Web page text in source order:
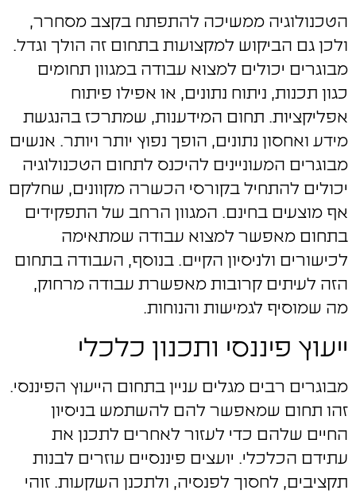
הטכנולוגיה ממשיכה להתפתח בקצב מסחרר,
ולכן גם הביקוש למקצועות בתחום זה הולך וגדל.
מבוגרים יכולים למצוא עבודה במגוון תחומים
כגון תכנות, ניתוח נתונים, או אפילו פיתוח
אפליקציות. תחום המידענות, שמתרכז בהנגשת
מידע ואחסון נתונים, הופך נפוץ יותר ויותר. אנשים
מבוגרים המעוניינים להיכנס לתחום הטכנולוגיה
יכולים להתחיל בקורסי הכשרה מקוונים, שחלקם
אף מוצעים בחינם. המגוון הרחב של התפקידים
בתחום מאפשר למצוא עבודה שמתאימה
לכישורים ולניסיון הקיים. בנוסף, העבודה בתחום
הזה לעיתים קרובות מאפשרת עבודה מרחוק,
מה שמוסיף לגמישות והנוחות.
ייעוץ פיננסי ותכנון כלכלי
מבוגרים רבים מגלים עניין בתחום הייעוץ הפיננסי.
זהו תחום שמאפשר להם להשתמש בניסיון
החיים שלהם כדי לעזור לאחרים לתכנן את
עתידם הכלכלי. יועצים פיננסיים עוזרים לבנות
תקציבים, לחסוך לפנסיה, ולתכנן השקעות. זוהי